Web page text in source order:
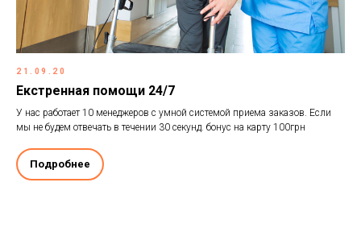
21.09.20
Екстренная помощи 24/7
У нас работает 10 менеджеров с умной системой приема заказов. Если
мы не будем отвечать в течении 30 секунд. бонус на карту 100грн
Подробнее